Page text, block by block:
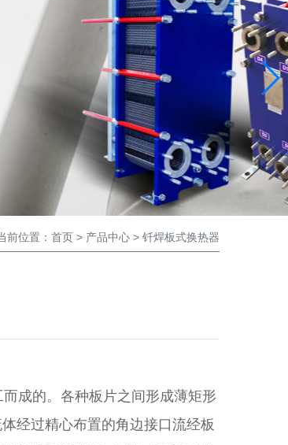
前位置： 首页 > 产品中心 > 钎焊板式换热器
成的。各种板片之间形成薄矩形
经过精心布置的角边接口流经板